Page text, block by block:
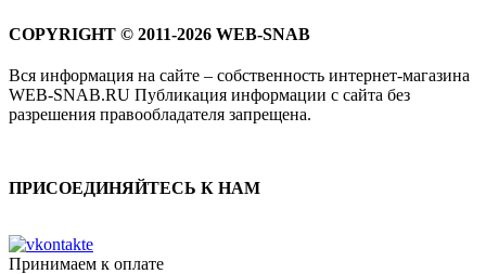
COPYRIGHT © 2011-2026 WEB-SNAB
Вся информация на сайте – собственность интернет-магазина
WEB-SNAB.RU Публикация информации с сайта без
разрешения правообладателя запрещена.
ПРИСОЕДИНЯЙТЕСЬ К НАМ
Принимаем к оплате